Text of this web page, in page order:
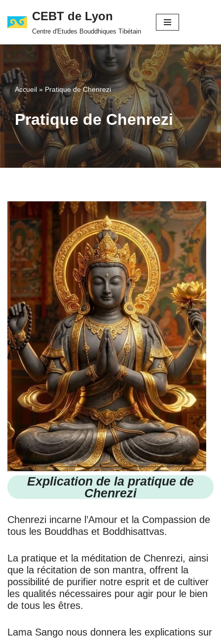
Aller
CEBT de Lyon
Centre d'Etudes Bouddhiques Tibétain
Accueil » Pratique de Chenrezi
Pratique de Chenrezi
Explication de la pratique de
Chenrezi
Chenrezi incarne l’Amour et la Compassion de
tous les Bouddhas et Boddhisattvas.
La pratique et la méditation de Chenrezi, ainsi
que la récitation de son mantra, offrent la
possibilité de purifier notre esprit et de cultiver
les qualités nécessaires pour agir pour le bien
de tous les êtres.
Lama Sango nous donnera les explications sur